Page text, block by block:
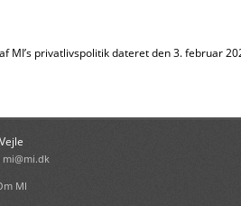
MI’s privatlivspolitik dateret den 3. februar
mi@mi.dk
MI